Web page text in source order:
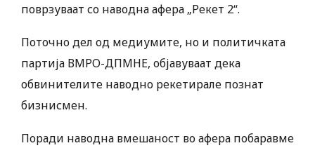
поврзуваат со наводна афера „Рекет 2“.
Поточно дел од медиумите, но и политичката
партија ВМРО-ДПМНЕ, објавуваат дека
обвинителите наводно рекетирале познат
бизнисмен.
Поради наводна вмешаност во афера побаравме